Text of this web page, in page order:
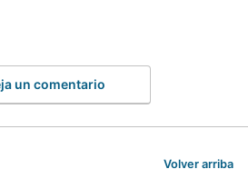
un comentario
Volver arriba